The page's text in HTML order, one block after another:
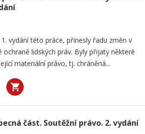
vydání této práce, přinesly řadu změn v
ochraně lidských práv. Byly přijaty některé
materiální právo, tj. chráněná...
část. Soutěžní právo. 2. vydání